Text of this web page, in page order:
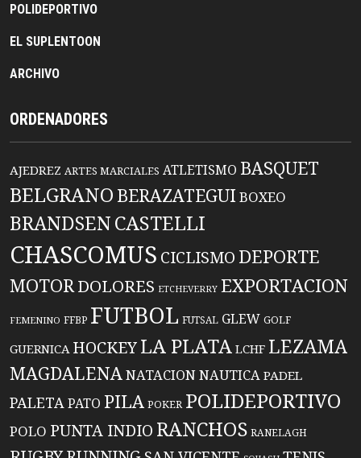
POLIDEPORTIVO
EL SUPLENTOON
ARCHIVO
ORDENADORES
AJEDREZ ARTES MARCIALES ATLETISMO BASQUET
BELGRANO BERAZATEGUIBOXEO
BRANDSENCASTELLI
CHASCOMUS CICLISMO DEPORTE
MOTORDOLORES ETCHEVERRY EXPORTACION
FEMENINO FFBP FUTBOL FUTSAL GLEW GOLF
GUERNICA HOCKEYLA PLATA LCHF LEZAMA
MAGDALENANATACIONNAUTICA PADEL
PALETAPATO PILA POKER POLIDEPORTIVO
POLO PUNTA INDIO RANCHOS RANELAGH